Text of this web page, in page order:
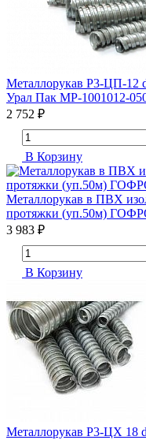
Металлорукав Р3-ЦП-12
Урал Пак МР-1001012-
2 752 ₽
В Корзину
Металлорукав в ПВХ
протяжки (уп.50м)
3 983 ₽
В Корзину
Металлорукав Р3-ЦХ 18